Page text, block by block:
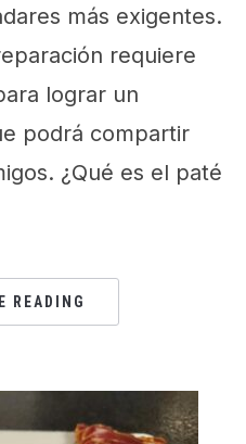
más exigentes.
requiere
lograr un
podrá compartir
¿Qué es el paté
READING